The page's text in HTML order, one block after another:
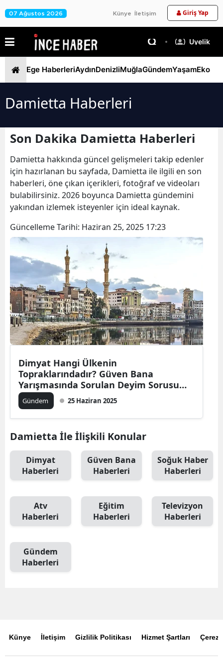
07 Ağustos 2026 Künye İletişim Giriş Yap
Üyelik
Ege HaberleriAydınDenizliMuğlaGündemYaşam
Damietta Haberleri
Son Dakika Damietta Haberleri
Damietta hakkında güncel gelişmeleri takip edenler
için hazırlanan bu sayfada, Damietta ile ilgili en son
haberleri, öne çıkan içerikleri, fotoğraf ve videoları
bulabilirsiniz. 2026 boyunca Damietta gündemini
yakından izlemek isteyenler için ideal kaynak.
Güncelleme Tarihi: Haziran 25, 2025 17:23
Dimyat Hangi Ülkenin
Topraklarındadır? Güven Bana
Yarışmasında Sorulan Deyim Sorusu
Gündem Oldu
Gündem 25 Haziran 2025
Damietta İle İlişkili Konular
Dimyat
Haberleri
Güven Bana
Haberleri
Soğuk Haber
Haberleri
Atv
Haberleri
Eğitim
Haberleri
Televizyon
Haberleri
Gündem
Haberleri
Künye İletişim Gizlilik Politikası Hizmet Şartları Çerez